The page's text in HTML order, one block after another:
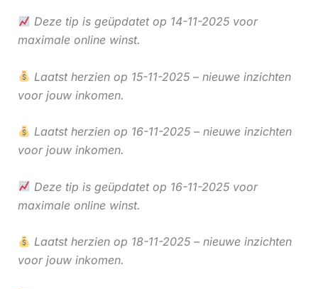
Deze tip is geüpdatet op 14-11-2025 voor
maximale online winst.
Laatst herzien op 15-11-2025 – nieuwe inzichten
voor jouw inkomen.
Laatst herzien op 16-11-2025 – nieuwe inzichten
voor jouw inkomen.
Deze tip is geüpdatet op 16-11-2025 voor
maximale online winst.
Laatst herzien op 18-11-2025 – nieuwe inzichten
voor jouw inkomen.